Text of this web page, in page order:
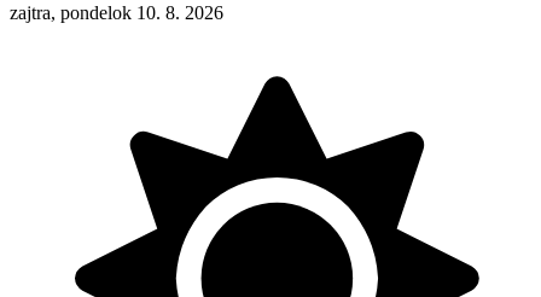
zajtra, pondelok 10. 8. 2026